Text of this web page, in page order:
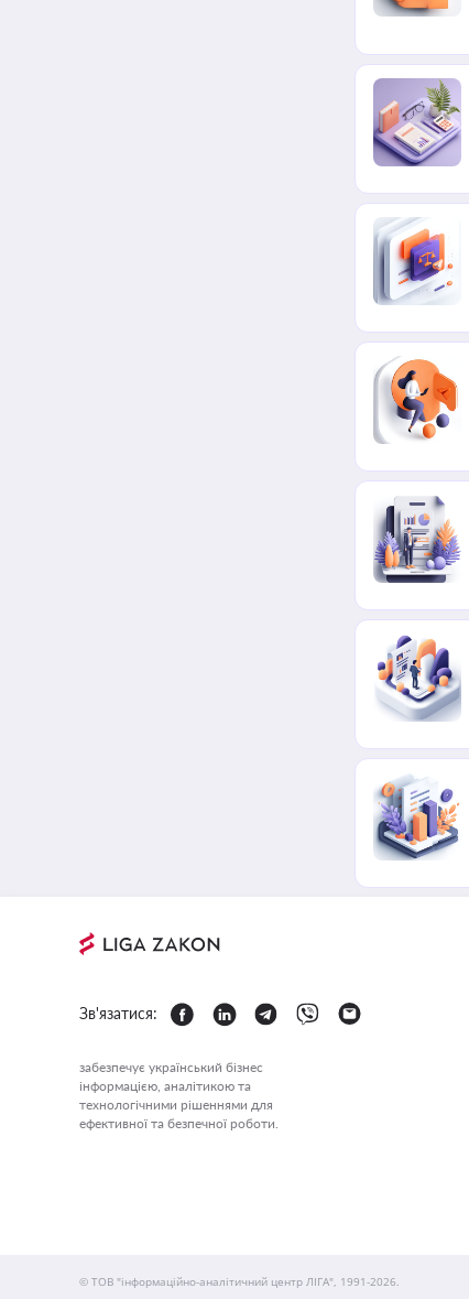
Зв'язатися:
забезпечує український бізнес
інформацією, аналітикою та
технологічними рішеннями для
ефективної та безпечної роботи.
© ТОВ "інформаційно-аналітичний центр ЛІГА", 1991-2026.